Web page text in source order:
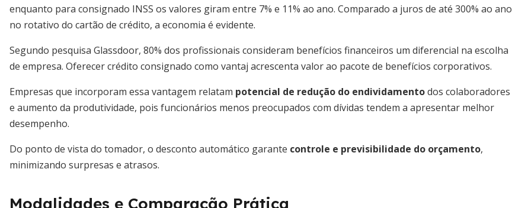
enquanto para consignado INSS os valores giram entre 7% e 11% ao ano. Comparado a juros de até 300% ao ano
no rotativo do cartão de crédito, a economia é evidente.
Segundo pesquisa Glassdoor, 80% dos profissionais consideram benefícios financeiros um diferencial na escolha
de empresa. Oferecer crédito consignado como vantaj acrescenta valor ao pacote de benefícios corporativos.
Empresas que incorporam essa vantagem relatam potencial de redução do endividamentodos colaboradores
e aumento da produtividade, pois funcionários menos preocupados com dívidas tendem a apresentar melhor
desempenho.
Do ponto de vista do tomador, o desconto automático garante controle e previsibilidade do orçamento,
minimizando surpresas e atrasos.
Modalidades e Comparação Prática